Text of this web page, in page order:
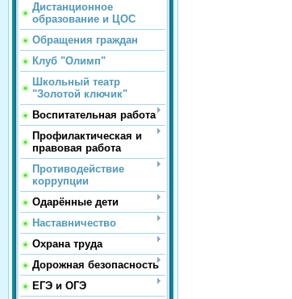
Дистанционное
образование и ЦОС
Обращения граждан
Клуб "Олимп"
Школьный театр
"Золотой ключик"
Воспитательная работа
Профилактическая и
правовая работа
Противодействие
коррупции
Одарённые дети
Наставничество
Охрана труда
Дорожная безопасность
ЕГЭ и ОГЭ